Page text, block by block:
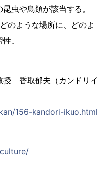
虫や鳥類が該当する。
のような場所に、どのよ
。
香取郁夫（カンドリイ
156-kandori-ikuo.html